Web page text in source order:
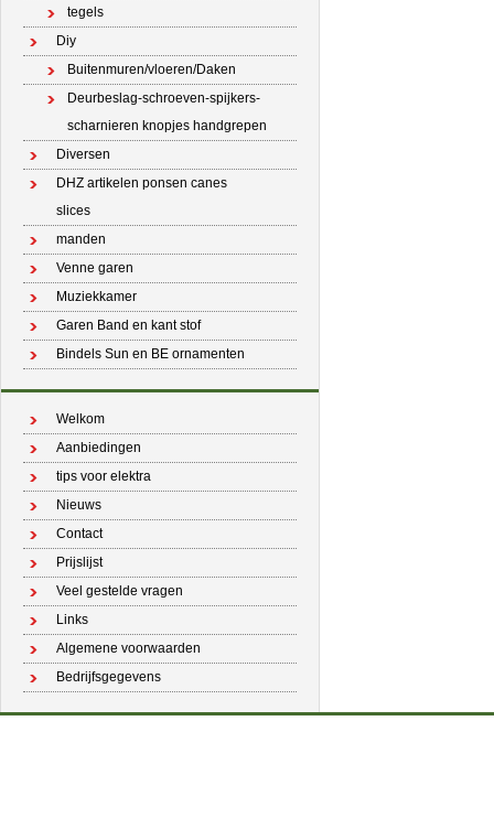
tegels
Diy
Buitenmuren/vloeren/Daken
Deurbeslag-schroeven-spijkers-
scharnieren knopjes handgrepen
Diversen
DHZ artikelen ponsen canes
slices
manden
Venne garen
Muziekkamer
Garen Band en kant stof
Bindels Sun en BE ornamenten
Welkom
Aanbiedingen
tips voor elektra
Nieuws
Contact
Prijslijst
Veel gestelde vragen
Links
Algemene voorwaarden
Bedrijfsgegevens